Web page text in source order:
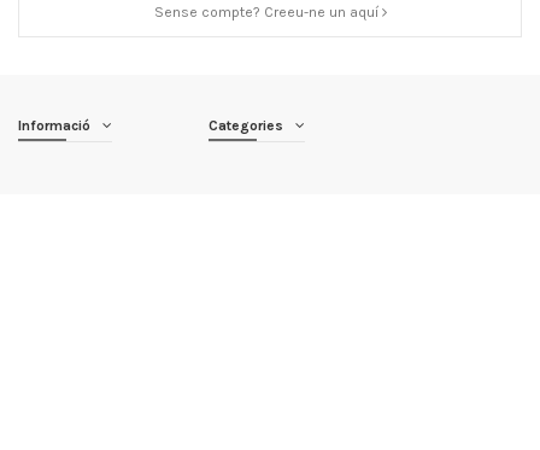
Sense compte? Creeu-ne un aquí
Informació Categories